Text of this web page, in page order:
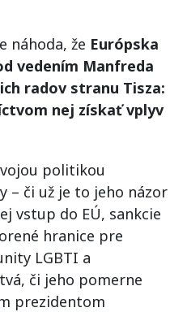
náhoda, že Európska
vedením Manfreda
radov stranu Tisza:
nej získať vplyv
politikou
– či už je to jeho názor
vstup do EÚ, sankcie
hranice pre
LGBTI a
či jeho pomerne
prezidentom